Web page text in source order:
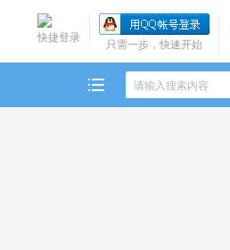
只需一步，快速开始
快捷登录